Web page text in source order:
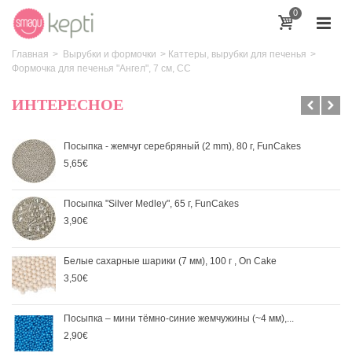
0
Главная > Вырубки и формочки > Каттеры, вырубки для печенья >
Формочка для печенья "Ангел", 7 см, CC
ИНТЕРЕСНОЕ
Посыпка - жемчуг серебряный (2 mm), 80 г, FunCakes
5,65€
Посыпка "Silver Medley", 65 г, FunCakes
3,90€
Белые сахарные шарики (7 мм), 100 г , On Cake
3,50€
Посыпка – мини тёмно-синие жемчужины (~4 мм),...
2,90€